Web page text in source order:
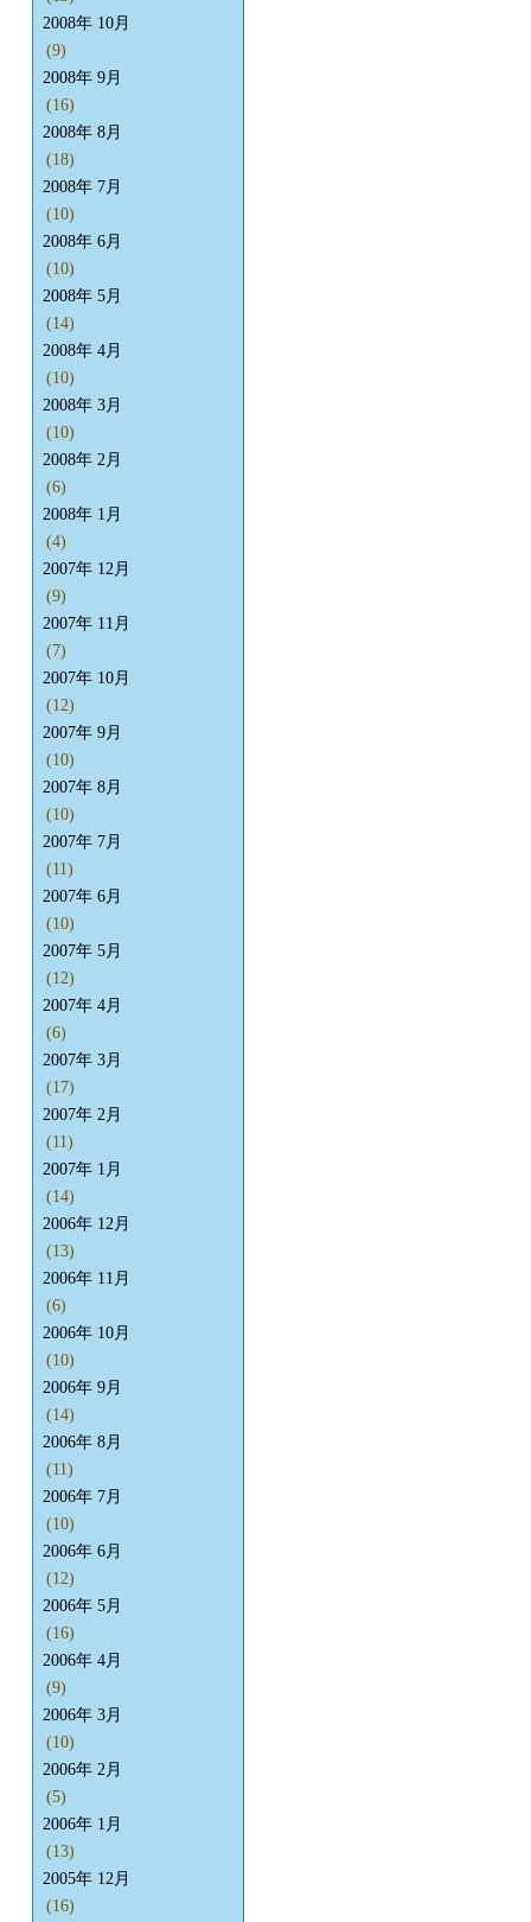
2008年 10月
(9)
2008年 9月
(16)
2008年 8月
(18)
2008年 7月
(10)
2008年 6月
(10)
2008年 5月
(14)
2008年 4月
(10)
2008年 3月
(10)
2008年 2月
(6)
2008年 1月
(4)
2007年 12月
(9)
2007年 11月
(7)
2007年 10月
(12)
2007年 9月
(10)
2007年 8月
(10)
2007年 7月
(11)
2007年 6月
(10)
2007年 5月
(12)
2007年 4月
(6)
2007年 3月
(17)
2007年 2月
(11)
2007年 1月
(14)
2006年 12月
(13)
2006年 11月
(6)
2006年 10月
(10)
2006年 9月
(14)
2006年 8月
(11)
2006年 7月
(10)
2006年 6月
(12)
2006年 5月
(16)
2006年 4月
(9)
2006年 3月
(10)
2006年 2月
(5)
2006年 1月
(13)
2005年 12月
(16)